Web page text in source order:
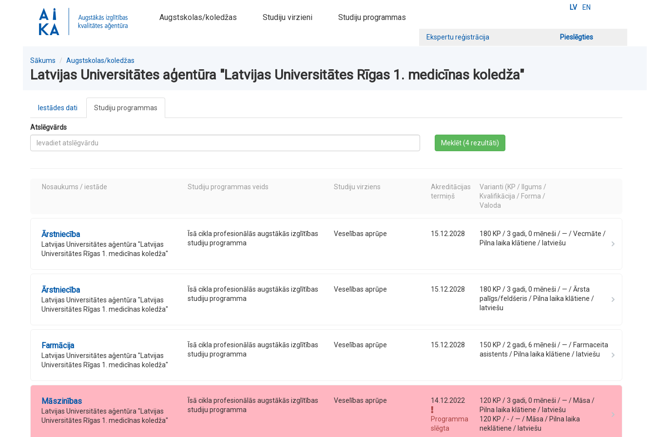
LV EN
Augstskolas/koledžas Studiju virzieni Studiju programmas
Ekspertu reģistrācija Pieslēgties
Sākums Augstskolas/koledžas
Latvijas Universitātes aģentūra "Latvijas Universitātes Rīgas 1. medicīnas koledža"
Iestādes dati Studiju programmas
Atslēgvārds
Meklēt (4 rezultāti)
Nosaukums / iestāde Studiju programmas veids Studiju virziens
Akreditācijas
termiņš
Varianti (KP / Ilgums /
Kvalifikācija / Forma /
Valoda
Ārstniecība
Latvijas Universitātes aģentūra "Latvijas
Universitātes Rīgas 1. medicīnas koledža"
Īsā cikla profesionālās augstākās izglītības
studiju programma
Veselības aprūpe 15.12.2028
180 KP / 3 gadi, 0 mēneši / — / Vecmāte /
Pilna laika klātiene / latviešu
Ārstniecība
Latvijas Universitātes aģentūra "Latvijas
Universitātes Rīgas 1. medicīnas koledža"
Īsā cikla profesionālās augstākās izglītības
studiju programma
Veselības aprūpe 15.12.2028
180 KP / 3 gadi, 0 mēneši / — / Ārsta
palīgs/feldšeris / Pilna laika klātiene /
latviešu
Farmācija
Latvijas Universitātes aģentūra "Latvijas
Universitātes Rīgas 1. medicīnas koledža"
Īsā cikla profesionālās augstākās izglītības
studiju programma
Veselības aprūpe 15.12.2028
150 KP / 2 gadi, 6 mēneši / — / Farmaceita
asistents / Pilna laika klātiene / latviešu
Māszinības
Latvijas Universitātes aģentūra "Latvijas
Universitātes Rīgas 1. medicīnas koledža"
Īsā cikla profesionālās augstākās izglītības
studiju programma
Veselības aprūpe 14.12.2022
Programma
slēgta
120 KP / 3 gadi, 0 mēneši / — / Māsa /
Pilna laika klātiene / latviešu
120 KP / - / — / Māsa / Pilna laika
neklātiene / latviešu